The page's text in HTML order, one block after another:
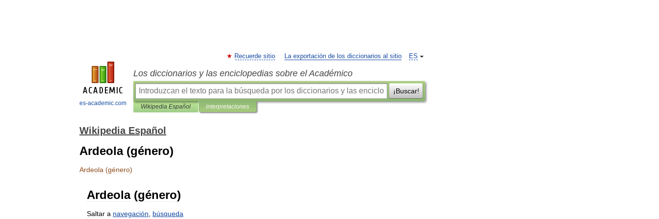
es-academic.com
ES
Recuerde sitio La exportación de los diccionarios al sitio
Los diccionarios y las enciclopedias sobre el Académico
¡Buscar!
Wikipedia Español interpretaciones
Wikipedia Español
Ardeola (género)
Ardeola (género)
Ardeola(género)
Saltar a navegación búsqueda